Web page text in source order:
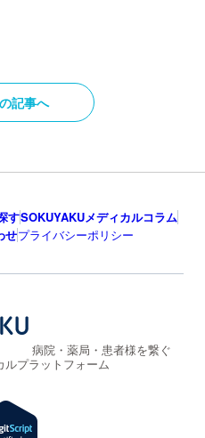
記事へ
すSOKUYAKUメディカルコラム
せプライバシーポリシー
病院・薬局・患者様を繋ぐ
ルプラットフォーム